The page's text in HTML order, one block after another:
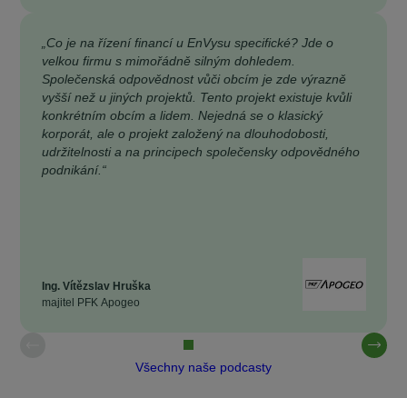
„Co je na řízení financí u EnVysu specifické? Jde o
velkou firmu s mimořádně silným dohledem.
Společenská odpovědnost vůči obcím je zde výrazně
vyšší než u jiných projektů. Tento projekt existuje kvůli
konkrétním obcím a lidem. Nejedná se o klasický
korporát, ale o projekt založený na dlouhodobosti,
udržitelnosti a na principech společensky odpovědného
podnikání.“
Ing. Vítězslav Hruška
majitel PFK Apogeo
Všechny naše podcasty